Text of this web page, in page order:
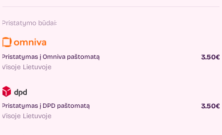
Pristatymo būdai:
Pristatymas į Omniva paštomatą
Visoje Lietuvoje
3.50€
Pristatymas į DPD paštomatą
Visoje Lietuvoje
3.50€